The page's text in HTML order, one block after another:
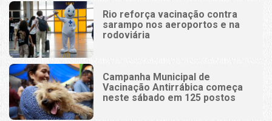
Rio reforça vacinação contra
sarampo nos aeroportos e na
rodoviária
Campanha Municipal de
Vacinação Antirrábica começa
neste sábado em 125 postos